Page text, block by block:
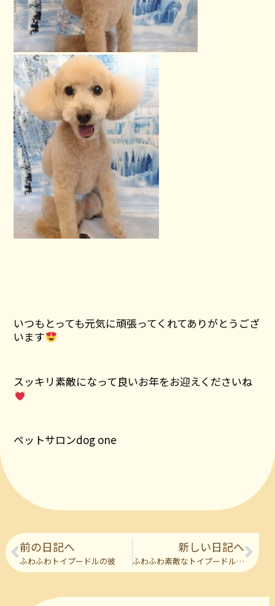
いつもとっても元気に頑張ってくれてありがとうござ
います
スッキリ素敵になって良いお年をお迎えくださいね
ペットサロンdog one
前の日記へ
ふわふわトイプードルの彼
新しい日記へ
ふわふわ素敵なトイプードルの彼